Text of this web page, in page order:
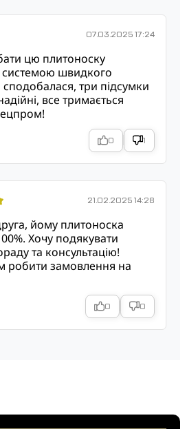
07.03.2025 17:24
цю плитоноску
системою швидкого
сподобалася, три підсумки
все тримається
0 1
21.02.2025 14:28
йому плитоноска
Хочу подякувати
та консультацію!
робити замовлення на
0 0